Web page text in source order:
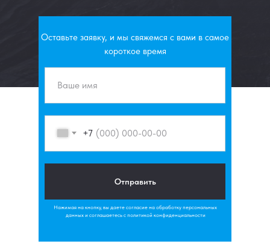
Оставьте заявку, и мы свяжемся с вами в самое
короткое время
+7
Отправить
Нажимая на кнопку, вы даете согласие на обработку персональных
данных и соглашаетесь c политикой конфиденциальности